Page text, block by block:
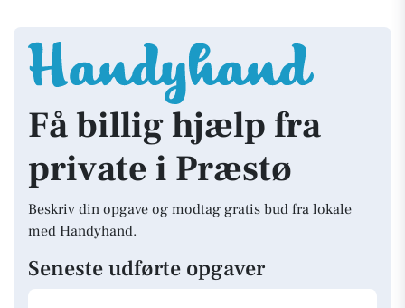
Få billig hjælp fra
private i Præstø
Beskriv din opgave og modtag gratis bud fra lokale
med Handyhand.
Seneste udførte opgaver